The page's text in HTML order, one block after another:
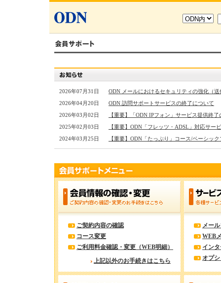
2026年07月31日
ODN メールにおけるセキュリティの強化（
2026年04月20日
ODN 訪問サポートサービスの終了について
2026年03月02日
【重要】「ODN IPフォン」サービス提供終了
2025年02月03日
【重要】ODN「フレッツ・ADSL」対応サー
2024年03月25日
【重要】ODN「たっぷり」コース/ベーシッ
ご契約内容の確認
コース変更
ご利用料金確認・変更（WEB明細）
上記以外のお手続きはこちら
メー
WEB
イン
オプ